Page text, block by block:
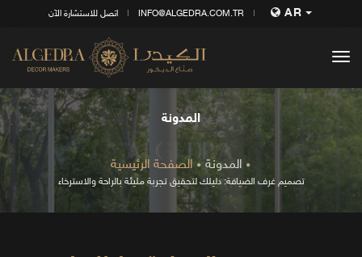
اتصل للاستشارة الآن INFO@ALGEDRA.COM.TR AR
المدونة
الصفحة الرئيسية المدونة
تصميم غرف الضيافة: دليلك لتحقيق تجربة مليئة بالراحة والاسترخاء